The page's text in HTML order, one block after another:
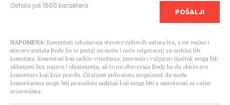
Ostalo još1500 karaktera
POŠALJI
NAPOMENA: Komentari odražavaju stavove njihovih autora/ica, a ne nužno i
stavove portala Body.ba te portal ne može i neće odgovarati za sadržaj tih
kometara. Komentari koji sadrže vrijeđanja, psovanja i vulgaran riječnik mogu biti
uklonjeni bez najave i objašnjenja, ali to ne obavezuje Body.ba da obriše sve
komentare koji krše pravila. Čitanjem prihvatate mogućnost da među
komentarima mogu biti pronađeni sadržaji koji mogu biti u suprotnosti sa vašim
uvjerenjima.